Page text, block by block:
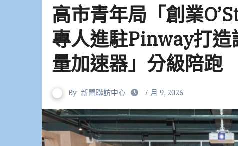
高市青年局「創業
專人進駐Pinway打造
量加速器」分級陪跑
By 新聞聯訪中心 7 月 9, 2026